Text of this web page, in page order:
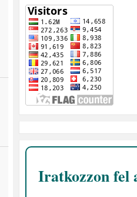
Iratkozzon